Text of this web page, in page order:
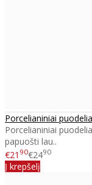
Porcelianiniai
Porcelianiniai
papuošti lau..
€21 90€2490
Į krepšelį